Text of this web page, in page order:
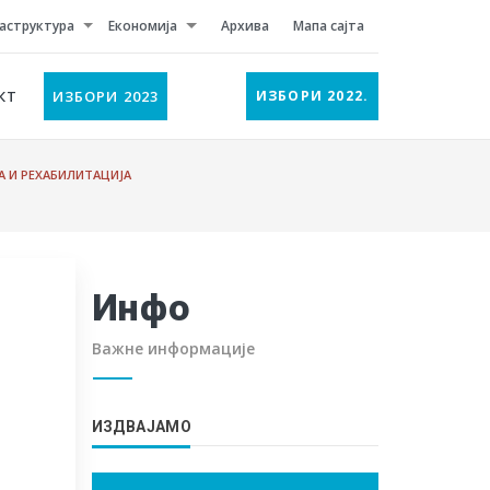
Економија Архива Мапа сајта
ИЗБОРИ 2023 ИЗБОРИ 2022.
И РЕХАБИЛИТАЦИЈА
Инфо
Важне информације
ИЗДВАЈАМО